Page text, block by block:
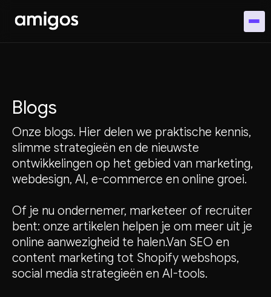
Blogs
Onze blogs. Hier delen we praktische kennis,
slimme strategieën en de nieuwste
ontwikkelingen op het gebied van marketing,
webdesign, AI, e-commerce en online groei.
Of je nu ondernemer, marketeer of recruiter
bent: onze artikelen helpen je om meer uit je
online aanwezigheid te halen.Van SEO en
content marketing tot Shopify webshops,
social media strategieën en AI-tools.